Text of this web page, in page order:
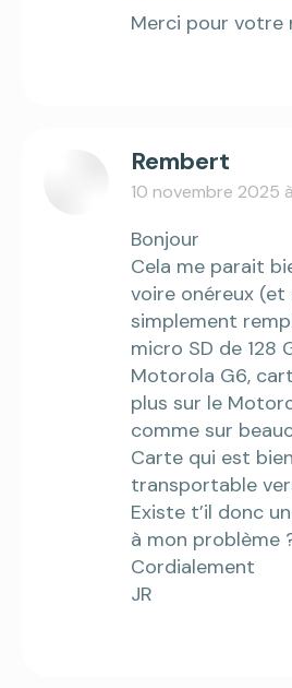
Merci pour votre
Rembert
says:
10 novembre 2025
Bonjour
Cela me parait
voire onéreux (et
simplement
micro SD de 128
Motorola G6,
plus sur le
comme sur
Carte qui est
transportable
Existe t’il donc
à mon problème
Cordialement
JR